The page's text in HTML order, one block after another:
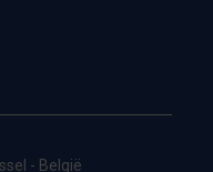
- België